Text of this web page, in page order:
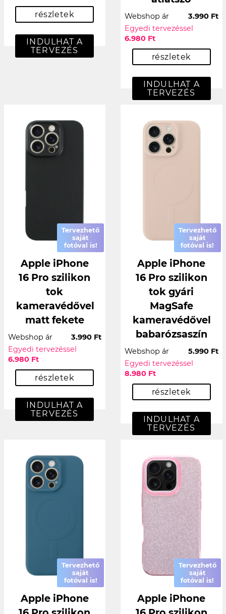
részletek
INDULHAT A
TERVEZÉS
Webshop ár
3.990 Ft
Egyedi tervezéssel
6.980 Ft
részletek
INDULHAT A
TERVEZÉS
Tervezhető
saját
fotóval is!
Apple iPhone
16 Pro szilikon
tok
kameravédővel
matt fekete
Webshop ár
3.990 Ft
Egyedi tervezéssel
6.980 Ft
részletek
INDULHAT A
TERVEZÉS
Tervezhető
saját
fotóval is!
Apple iPhone
16 Pro szilikon
tok gyári
MagSafe
kameravédővel
babarózsaszín
Webshop ár
5.990 Ft
Egyedi tervezéssel
8.980 Ft
részletek
INDULHAT A
TERVEZÉS
Tervezhető
saját
fotóval is!
Apple iPhone
Tervezhető
saját
fotóval is!
Apple iPhone